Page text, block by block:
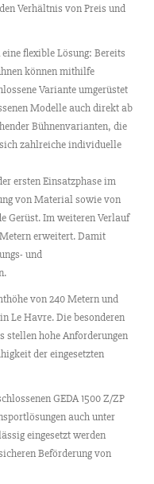
Verhältnis von Preis und
flexible Lösung: Bereits
können mithilfe
Variante umgerüstet
Modelle auch direkt ab
Bühnenvarianten, die
zahlreiche individuelle
ersten Einsatzphase im
von Material sowie von
Gerüst. Im weiteren Verlauf
erweitert. Damit
und
von 240 Metern und
Le Havre. Die besonderen
stellen hohe Anforderungen
der eingesetzten
GEDA 1500 Z/ZP
auch unter
eingesetzt werden
Beförderung von